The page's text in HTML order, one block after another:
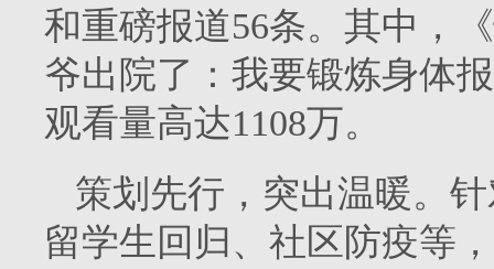
和重磅报道56条。其中，
爷出院了：我要锻炼身体
观看量高达1108万。
策划先行，突出温暖。
留学生回归、社区防疫等